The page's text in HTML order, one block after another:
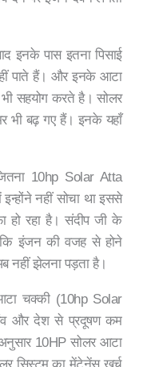
इनके पास इतना पिसाई
पाते हैं। और इनके आटा
भी सहयोग करते है। सोलर
भी बढ़ गए हैं। इनके यहाँ
10hp Solar Atta
नहीं सोचा था इससे
हो रहा है। संदीप जी के
इंजन की वजह से होने
नहीं झेलना पड़ता है।
चक्की (10hp Solar
और देश से प्रदूषण कम
10HP सोलर आटा